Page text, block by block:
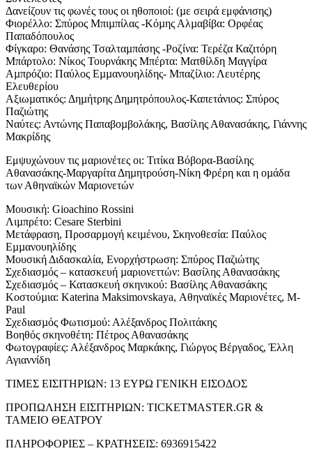
Δανείζουν τις φωνές τους οι ηθοποιοί: (µε σειρά εμφάνισης)
Φιορέλλο: Σπύρος Μπιµπίλας -Κόµης Αλµαβίβα: Ορφέας
Παπαδόπουλος
Φίγκαρο: Θανάσης Τσαλταµπάσης -Ροζίνα: Τερέζα Καζιτόρη
Μπάρτολο: Νίκος Τουρνάκης Μπέρτα: Ματθίλδη Μαγγίρα
Αµπρόζιο: Παύλος Εµµανουηλίδης- Μπαζίλιο: Λευτέρης
Ελευθερίου
Αξιωµατικός: Δηµήτρης Δηµητρόπουλος-Καπετάνιος: Σπύρος
Παζιώτης
Ναύτες: Αντώνης Παπαβοµβολάκης, Βασίλης Αθανασάκης, Γιάννης
Μακρίδης
Εμψυχώνουν τις μαριονέτες οι: Τιτίκα Βόβορα-Βασίλης
Αθανασάκης-Μαργαρίτα Δηµητρούση-Νίκη Φρέρη και η οµάδα
των Αθηναϊκών Μαριονετών
Μουσική: Gioachino Rossini
Λιµπρέτο: Cesare Sterbini
Μετάφραση, Προσαρµογή κειµένου, Σκηνοθεσία: Παύλος
Εµµανουηλίδης
Μουσική Διδασκαλία, Ενορχήστρωση: Σπύρος Παζιώτης
Σχεδιασµός – κατασκευή µαριονεττών: Βασίλης Αθανασάκης
Σχεδιασµός – Κατασκευή σκηνικού: Βασίλης Αθανασάκης
Κοστούµια: Katerina Maksimovskaya, Αθηναϊκές Μαριονέτες, M-
Paul
Σχεδιασµός Φωτισµού: Αλέξανδρος Πολιτάκης
Βοηθός σκηνοθέτη: Πέτρος Αθανασάκης
Φωτογραφίες: Αλέξανδρος Μαρκάκης, Γιώργος Βέργαδος, Έλλη
Αγιαννίδη
ΤΙΜΕΣ ΕΙΣΙΤΗΡΙΩΝ: 13 ΕΥΡΩ ΓΕΝΙΚΗ ΕΙΣΟΔΟΣ
ΠΡΟΠΩΛΗΣΗ ΕΙΣΙΤΗΡΙΩΝ: TICKETMASTER.GR &
TAMEIO ΘΕΑΤΡΟΥ
ΠΛΗΡΟΦΟΡΙΕΣ – ΚΡΑΤΗΣΕΙΣ: 6936915422